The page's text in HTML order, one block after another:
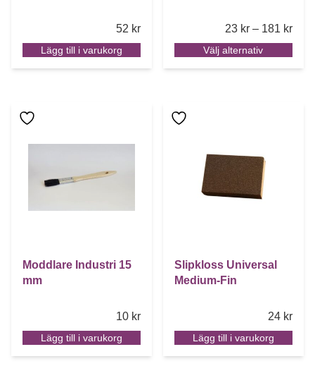
52 kr
Lägg till i varukorg
23 kr – 181 kr
Välj alternativ
Moddlare Industri 15
mm
10 kr
Lägg till i varukorg
Slipkloss Universal
Medium-Fin
24 kr
Lägg till i varukorg